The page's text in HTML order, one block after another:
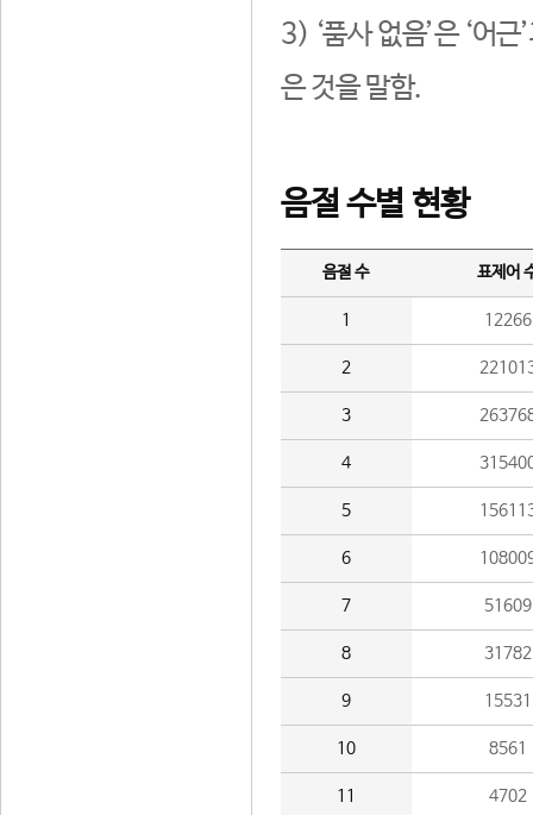
3) ‘품사 없음’은 ‘어
은 것을 말함.
음절 수별 현황
음절 수 표제어
1 12266
2
3
4
5
6
7 51609
8 31782
9 15531
10 8561
11 4702